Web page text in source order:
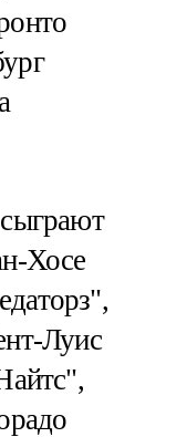
Хосе
Луис